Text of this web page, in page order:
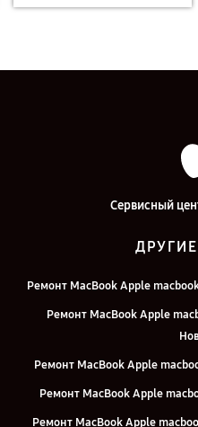
Сервисный
Ремонт MacBook Apple
Ремонт MacBook Apple
Ремонт MacBook Apple
Ремонт MacBook Apple
Ремонт MacBook Apple